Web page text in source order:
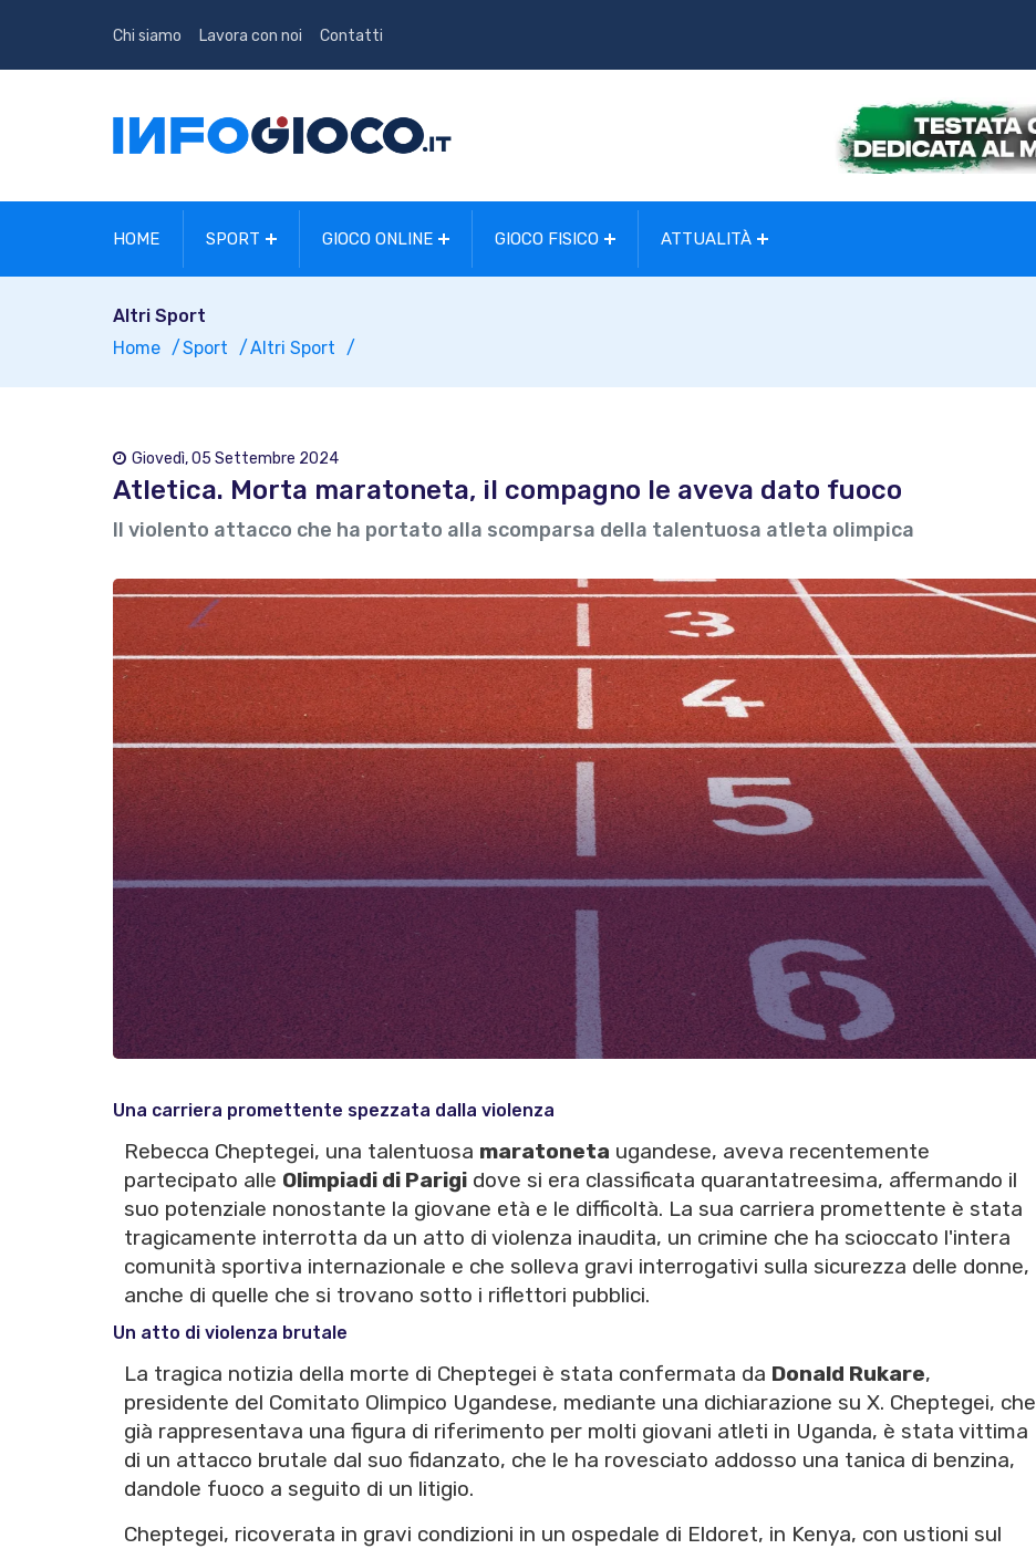
Chi siamo Lavora con noi Contatti
HOME SPORT GIOCO ONLINE GIOCO FISICO ATTUALITÀ
Altri Sport
Home
Sport Altri Sport
Giovedì, 05 Settembre 2024
Atletica. Morta maratoneta, il compagno le aveva dato fuoco
Il violento attacco che ha portato alla scomparsa della talentuosa atleta olimpica
Una carriera promettente spezzata dalla violenza
Rebecca Cheptegei, una talentuosa maratoneta ugandese, aveva recentemente
partecipato alle Olimpiadi di Parigi dove si era classificata quarantatreesima, affermando il
suo potenziale nonostante la giovane età e le difficoltà. La sua carriera promettente è stata
tragicamente interrotta da un atto di violenza inaudita, un crimine che ha scioccato l'intera
comunità sportiva internazionale e che solleva gravi interrogativi sulla sicurezza delle donne,
anche di quelle che si trovano sotto i riflettori pubblici.
Un atto di violenza brutale
La tragica notizia della morte di Cheptegei è stata confermata da Donald Rukare,
presidente del Comitato Olimpico Ugandese, mediante una dichiarazione su X. Cheptegei, che
già rappresentava una figura di riferimento per molti giovani atleti in Uganda, è stata vittima
di un attacco brutale dal suo fidanzato, che le ha rovesciato addosso una tanica di benzina,
dandole fuoco a seguito di un litigio.
Cheptegei, ricoverata in gravi condizioni in un ospedale di Eldoret, in Kenya, con ustioni sul